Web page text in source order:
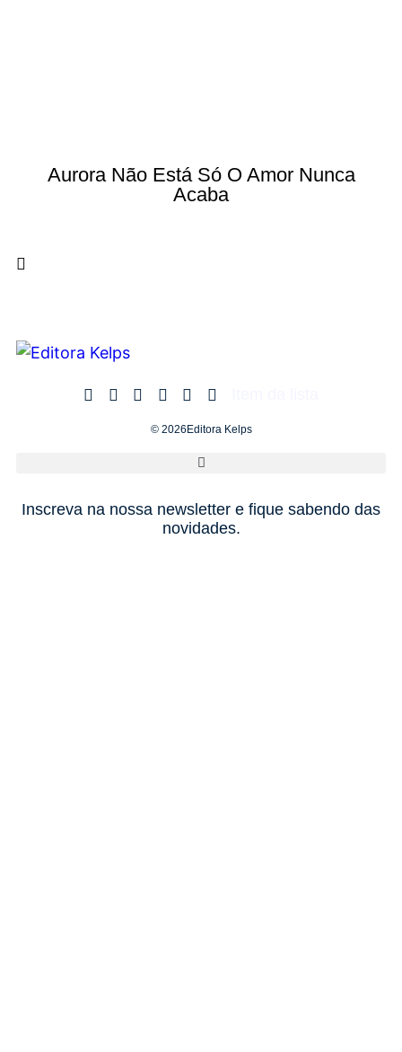
Aurora Não Está Só O Amor Nunca
Acaba
© 2026Editora Kelps
Inscreva na nossa newsletter e fique sabendo das
novidades.